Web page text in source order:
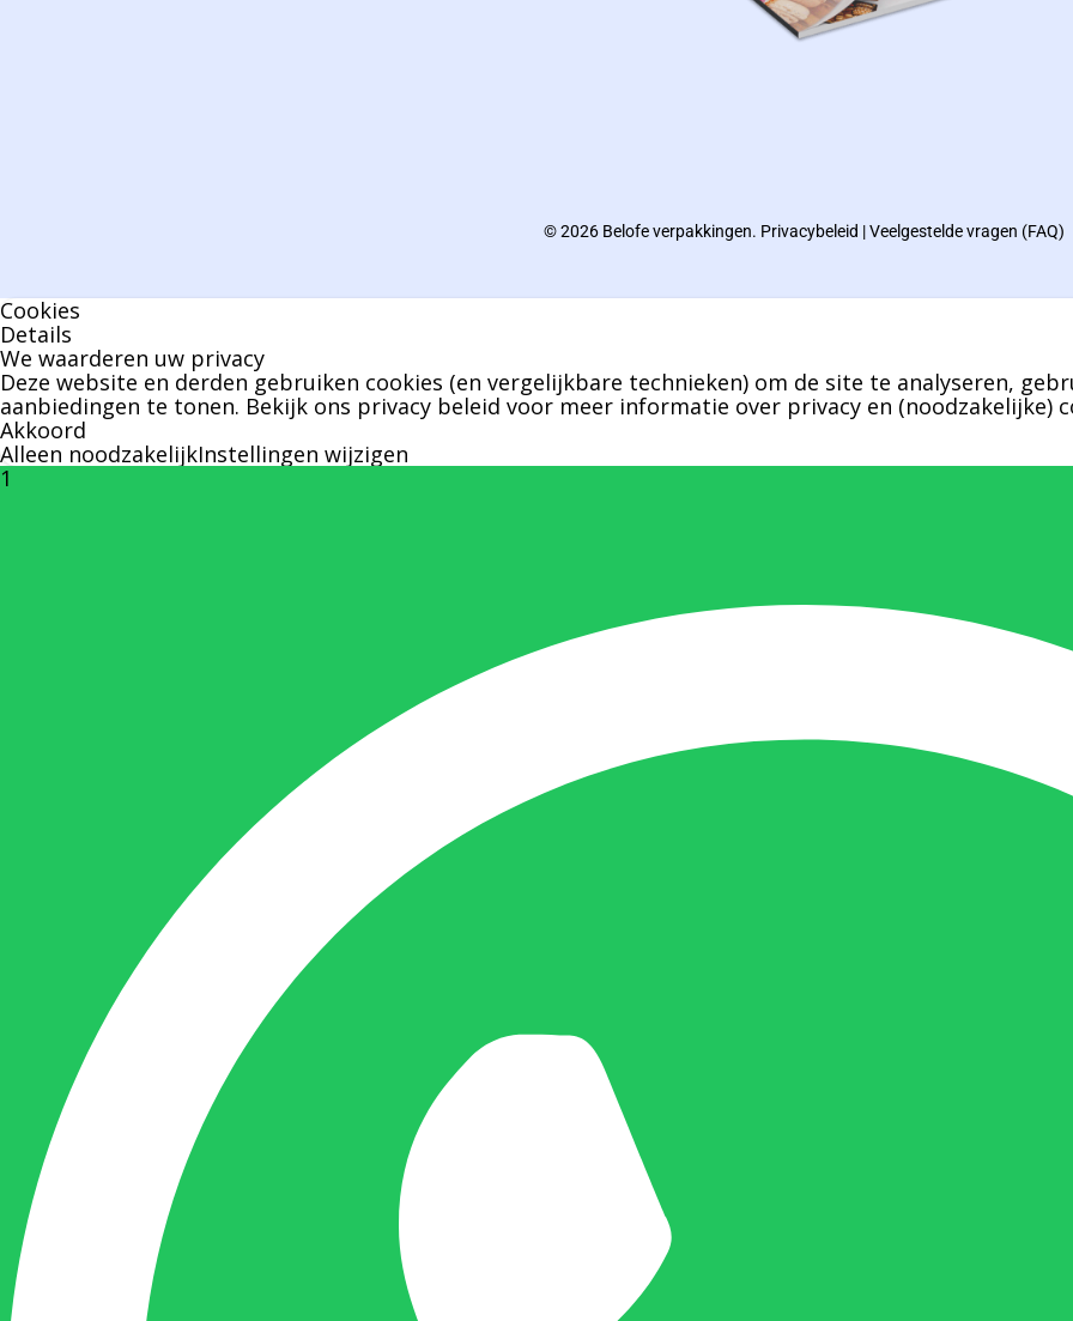
© 2026 Belofe verpakkingen. Privacybeleid |Veelgestelde vragen (FAQ)
Cookies
Details
We waarderen uw privacy
Deze website en derden gebruiken cookies (en vergelijkbare technieken) om de site te analyseren,
aanbiedingen te tonen. Bekijk ons privacy beleid voor meer informatie over privacy en (noodzakelijke)
Akkoord
Alleen noodzakelijkInstellingen wijzigen
1